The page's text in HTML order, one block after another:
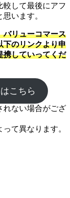
較して最後にアフ
います。
バリューコマース
下のリンクより申
携していってくだ
こちら
れない場合がござ
て異なります。